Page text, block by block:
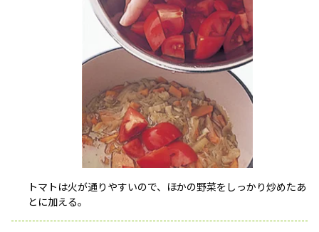
トマトは火が通りやすいので、ほかの野菜をしっかり炒めたあ
とに加える。